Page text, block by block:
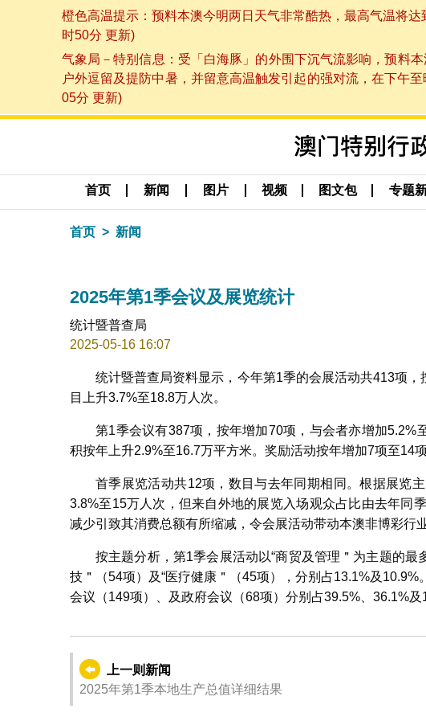
橙色高温提示：预料本澳今明两日天气非常酷热，最高气温将
时50分 更新)
气象局－特别信息：受「白海豚」的外围下沉气流影响，预料
户外逗留及提防中暑，并留意高温触发引起的强对流，在下午
05分 更新)
首页 新闻 图片 视频 图文包 专题
首页 新闻
2025年第1季会议及展览统计
统计暨普查局
2025-05-16 16:07
统计暨普查局资料显示，今年第1季的会展活动共413项
目上升3.7%至18.8万人次。
第1季会议有387项，按年增加70项，与会者亦增加5.2%
积按年上升2.9%至16.7万平方米。奖励活动按年增加7项至14
首季展览活动共12项，数目与去年同期相同。根据展览
3.8%至15万人次，但来自外地的展览入场观众占比由去年同
减少引致其消费总额有所缩减，令会展活动带动本澳非博彩行
按主题分析，第1季会展活动以“商贸及管理＂为主题的
技＂（54项）及“医疗健康＂（45项），分别占13.1%及
会议（149项）、及政府会议（68项）分别占39.5%、36.1%及
上一则新闻
2025年第1季本地生产总值详细结果